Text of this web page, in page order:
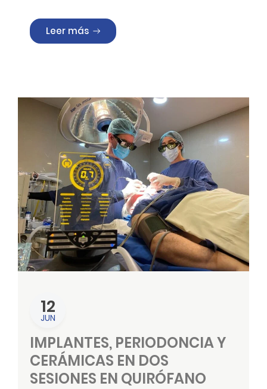
Leer más«La salud comienza en el hueso»
12
JUN
IMPLANTES, PERIODONCIA Y
CERÁMICAS EN DOS
SESIONES EN QUIRÓFANO